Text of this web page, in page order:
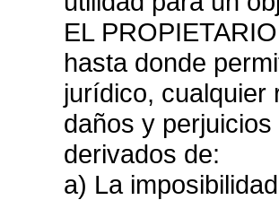
EL
hasta donde
jurídico, cualquier
daños y
derivados de:
a) La